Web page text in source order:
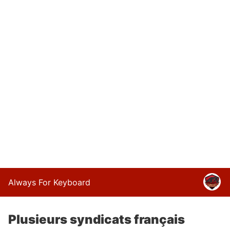
Always For Keyboard
Plusieurs syndicats français